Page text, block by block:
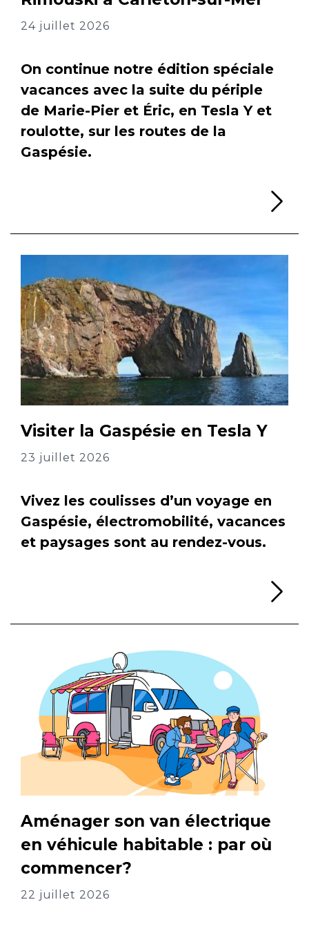
24 juillet 2026
On continue notre édition spéciale
vacances avec la suite du périple
de Marie-Pier et Éric, en Tesla Y et
roulotte, sur les routes de la
Gaspésie.
Visiter la Gaspésie en Tesla Y
23 juillet 2026
Vivez les coulisses d’un voyage en
Gaspésie, électromobilité, vacances
et paysages sont au rendez-vous.
Aménager son van électrique
en véhicule habitable : par où
commencer?
22 juillet 2026